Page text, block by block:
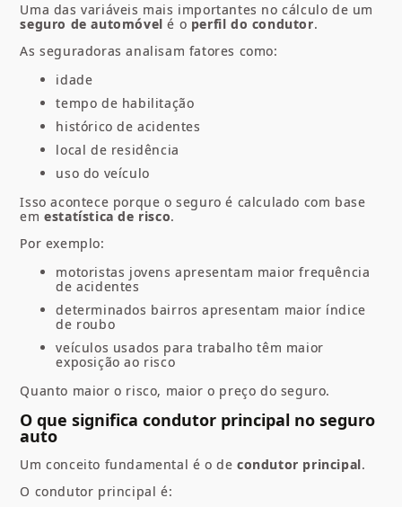
Uma das variáveis mais importantes no cálculo de um
seguro de automóvel é o perfil do condutor.
As seguradoras analisam fatores como:
idade
tempo de habilitação
histórico de acidentes
local de residência
uso do veículo
Isso acontece porque o seguro é calculado com base
emestatística de risco.
Por exemplo:
motoristas jovens apresentam maior frequência
de acidentes
determinados bairros apresentam maior índice
de roubo
veículos usados para trabalho têm maior
exposição ao risco
Quanto maior o risco, maior o preço do seguro.
O que significa condutor principal no seguro
auto
Um conceito fundamental é o decondutor principal.
O condutor principal é: